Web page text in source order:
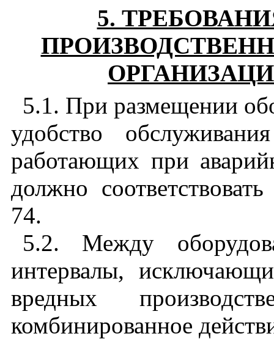
5.
5.1. При размещении
удобство
работающих при
должно
74.
5.2. Между
интервалы,
вредных
комбинированное